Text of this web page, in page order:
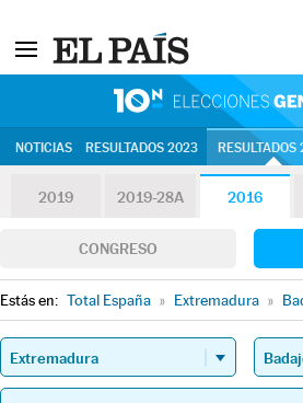
NOTICIAS RESULTADOS 2023 RESULTADOS
2019 2019-28A 2016
CONGRESO
Estás en: Total España » Extremadura »